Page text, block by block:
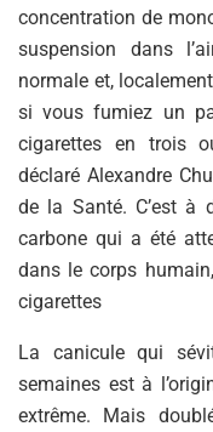
concentration de
suspension dans
normale et,
si vous fumiez un
cigarettes en trois
déclaré Alexandre
de la Santé. C’est à
carbone qui a été
dans le corps
cigarettes
La canicule qui
semaines est à
extrême. Mais